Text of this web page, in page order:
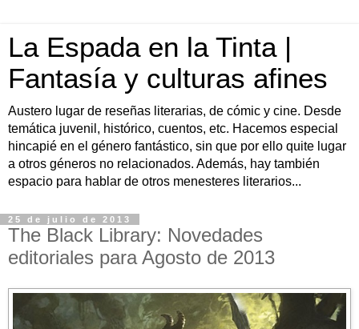
La Espada en la Tinta |
Fantasía y culturas afines
Austero lugar de reseñas literarias, de cómic y cine. Desde
temática juvenil, histórico, cuentos, etc. Hacemos especial
hincapié en el género fantástico, sin que por ello quite lugar
a otros géneros no relacionados. Además, hay también
espacio para hablar de otros menesteres literarios...
25 de julio de 2013
The Black Library: Novedades
editoriales para Agosto de 2013